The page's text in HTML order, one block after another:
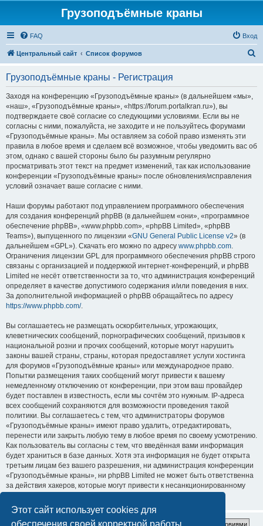
Этот сайт использует cookies для
обеспечения своей корректной работы.
Грузоподъёмные краны
FAQ Вход
Центральный сайт Список форумов
Грузоподъёмные краны - Регистрация
Заходя на конференцию «Грузоподъёмные краны» (в дальнейшем «мы»,
«наш», «Грузоподъёмные краны», «https://forum.portalkran.ru»), вы
подтверждаете своё согласие со следующими условиями. Если вы не
согласны с ними, пожалуйста, не заходите и не пользуйтесь форумами
«Грузоподъёмные краны». Мы оставляем за собой право изменять эти
правила в любое время и сделаем всё возможное, чтобы уведомить вас об
этом, однако с вашей стороны было бы разумным регулярно
просматривать этот текст на предмет изменений, так как использование
конференции «Грузоподъёмные краны» после обновления/исправления
условий означает ваше согласие с ними.
Наши форумы работают под управлением программного обеспечения
для создания конференций phpBB (в дальнейшем «они», «программное
обеспечение phpBB», «www.phpbb.com», «phpBB Limited», «phpBB
Teams»), выпущенного по лицензии «GNU General Public License v2» (в
дальнейшем «GPL»). Скачать его можно по адресу www.phpbb.com.
Ограничения лицензии GPL для программного обеспечения phpBB строго
связаны с организацией и поддержкой интернет-конференций, и phpBB
Limited не несёт ответственности за то, что администрация конференций
определяет в качестве допустимого содержания и/или поведения в них.
За дополнительной информацией о phpBB обращайтесь по адресу
https://www.phpbb.com/.
Вы соглашаетесь не размещать оскорбительных, угрожающих,
клеветнических сообщений, порнографических сообщений, призывов к
национальной розни и прочих сообщений, которые могут нарушить
законы вашей страны, страны, которая предоставляет услуги хостинга
для форумов «Грузоподъёмные краны» или международное право.
Попытки размещения таких сообщений могут привести к вашему
немедленному отключению от конференции, при этом ваш провайдер
будет поставлен в известность, если мы сочтём это нужным. IP-адреса
всех сообщений сохраняются для возможности проведения такой
политики. Вы соглашаетесь с тем, что администраторы форумов
«Грузоподъёмные краны» имеют право удалить, отредактировать,
перенести или закрыть любую тему в любое время по своему усмотрению.
Как пользователь вы согласны с тем, что введённая вами информация
будет храниться в базе данных. Хотя эта информация не будет открыта
третьим лицам без вашего разрешения, ни администрация конференции
«Грузоподъёмные краны», ни phpBB Limited не может быть ответственна
за действия хакеров, которые могут привести к несанкционированному